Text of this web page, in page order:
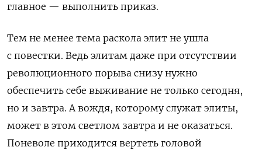
главное — выполнить приказ.
Тем не менее тема раскола элит не ушла
с повестки. Ведь элитам даже при отсутствии
революционного порыва снизу нужно
обеспечить себе выживание не только сегодня,
но и завтра. А вождя, которому служат элиты,
может в этом светлом завтра и не оказаться.
Поневоле приходится вертеть головой